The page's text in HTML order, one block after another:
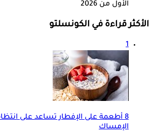
الأول من 2026
الأكثر قراءة في الكونسلتو
1
8 أطعمة على الإفطار تساعد على
الإمساك